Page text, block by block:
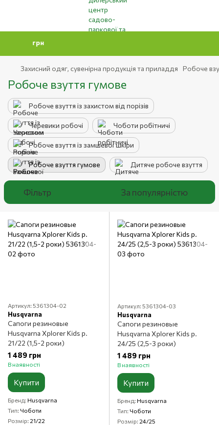
Захисний одяг, сувенірна продукція та приладдя Робоче
Робоче взуття гумове
Робоче взуття із захистом від порізів
Черевики робочі Чоботи робітничі
Робоче взуття із замшевої шкіри
Робоче взуття гумове Дитяче робоче взуття
Фільтр За популярністю
Артикул: 5361304-02
Husqvarna
Сапоги резиновые
Husqvarna Xplorer Kids р.
21/22 (1,5-2 роки)
1 489 грн
В наявності
Купити
Бренд Husqvarna
Тип Чоботи
Розмір 21/22
Артикул: 5361304-03
Husqvarna
Сапоги резиновые
Husqvarna Xplorer Kids р.
24/25 (2,5-3 роки)
1 489 грн
В наявності
Купити
Бренд Husqvarna
Тип Чоботи
Розмір 24/25